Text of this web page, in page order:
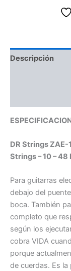
Descripción
DR Strings
Strings – 10 – 48
Para guitarras
debajo del
boca. También
completo que
según los
cobra VIDA
porque
de cuerdas. Es